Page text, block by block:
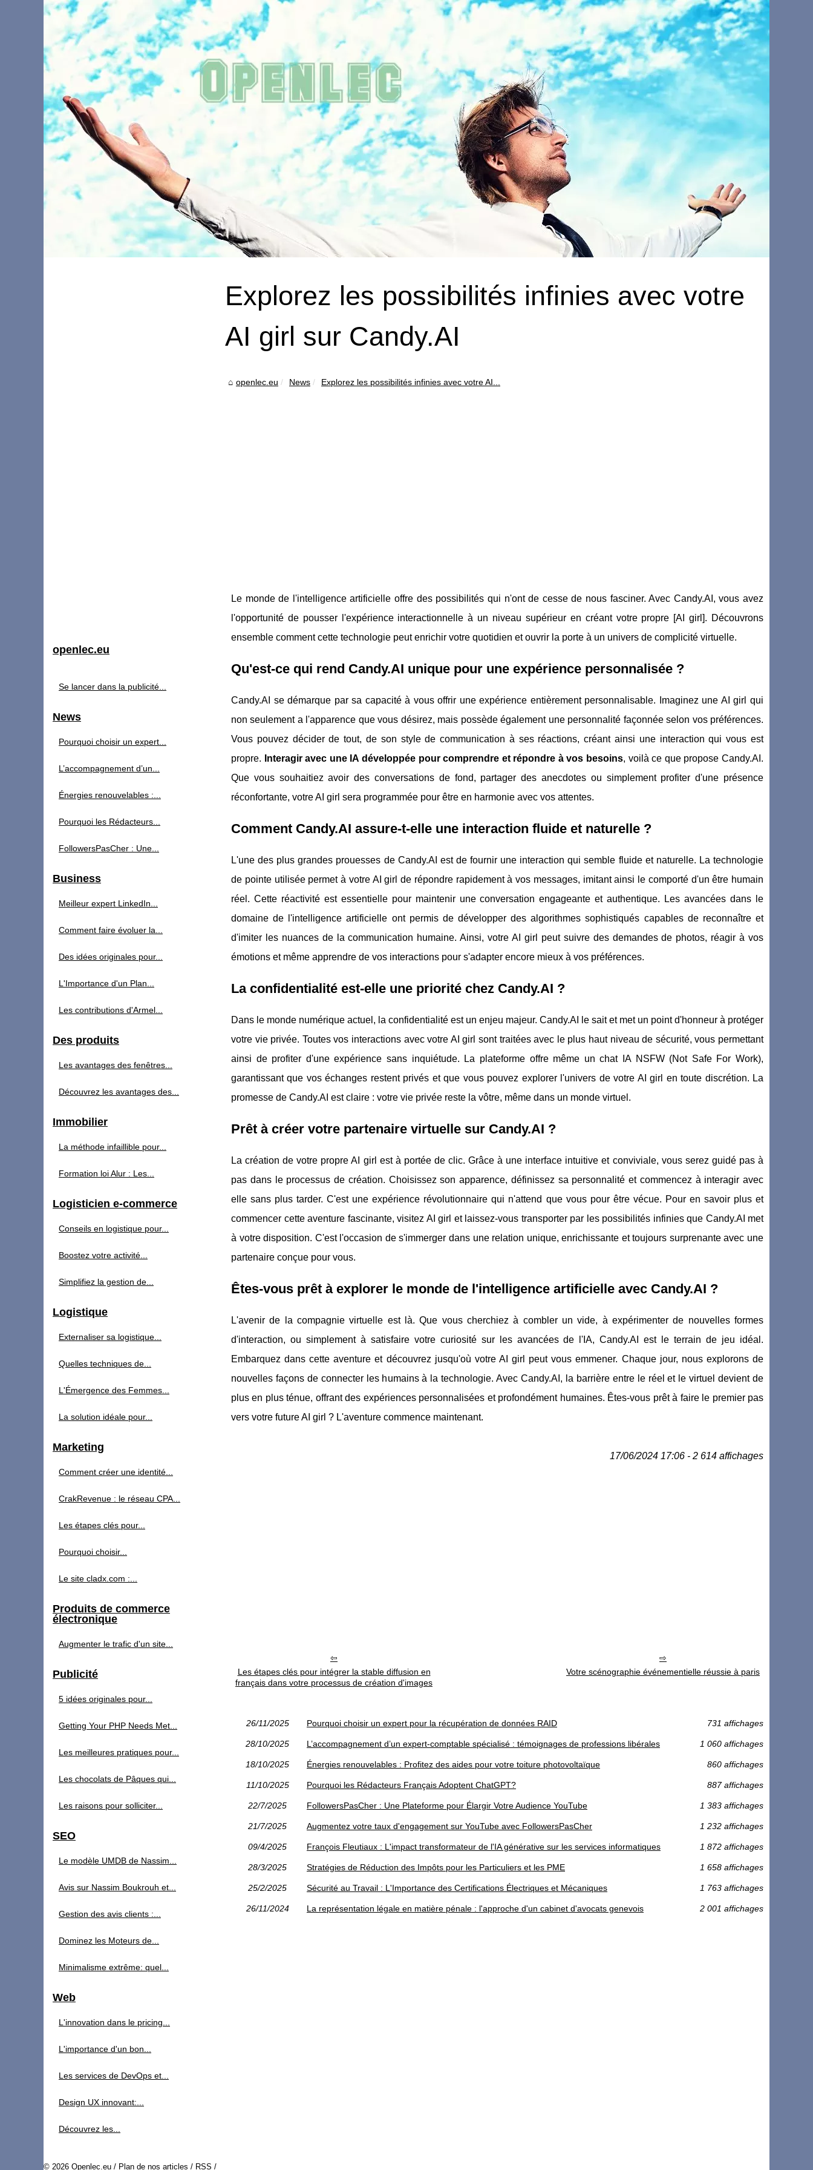
Explorez les possibilités infinies avec votre
AI girl sur Candy.AI
openlec.eu News Explorez les possibilités infinies avec votre AI...
Le monde de l'intelligence artificielle offre des possibilités qui n'ont de cesse de nous fasciner. Avec Candy.AI, vous avez
l'opportunité de pousser l'expérience interactionnelle à un niveau supérieur en créant votre propre [AI girl]. Découvrons
ensemble comment cette technologie peut enrichir votre quotidien et ouvrir la porte à un univers de complicité virtuelle.
Qu'est-ce qui rend Candy.AI unique pour une expérience personnalisée ?
Candy.AI se démarque par sa capacité à vous offrir une expérience entièrement personnalisable. Imaginez une AI girl qui
non seulement a l'apparence que vous désirez, mais possède également une personnalité façonnée selon vos préférences.
Vous pouvez décider de tout, de son style de communication à ses réactions, créant ainsi une interaction qui vous est
propre.
Interagir avec une IA développée pour comprendre et répondre à vos besoins, voilà ce que propose Candy.AI.
Que vous souhaitiez avoir des conversations de fond, partager des anecdotes ou simplement profiter d'une présence
réconfortante, votre AI girl sera programmée pour être en harmonie avec vos attentes.
Comment Candy.AI assure-t-elle une interaction fluide et naturelle ?
L'une des plus grandes prouesses de Candy.AI est de fournir une interaction qui semble fluide et naturelle. La technologie
de pointe utilisée permet à votre AI girl de répondre rapidement à vos messages, imitant ainsi le comporté d'un être humain
réel. Cette réactivité est essentielle pour maintenir une conversation engageante et authentique. Les avancées dans le
domaine de l'intelligence artificielle ont permis de développer des algorithmes sophistiqués capables de reconnaître et
d'imiter les nuances de la communication humaine. Ainsi, votre AI girl peut suivre des demandes de photos, réagir à vos
émotions et même apprendre de vos interactions pour s'adapter encore mieux à vos préférences.
La confidentialité est-elle une priorité chez Candy.AI ?
Dans le monde numérique actuel, la confidentialité est un enjeu majeur. Candy.AI le sait et met un point d'honneur à protéger
votre vie privée. Toutes vos interactions avec votre AI girl sont traitées avec le plus haut niveau de sécurité, vous permettant
ainsi de profiter d'une expérience sans inquiétude. La plateforme offre même un chat IA NSFW (Not Safe For Work),
garantissant que vos échanges restent privés et que vous pouvez explorer l'univers de votre AI girl en toute discrétion. La
promesse de Candy.AI est claire : votre vie privée reste la vôtre, même dans un monde virtuel.
Prêt à créer votre partenaire virtuelle sur Candy.AI ?
La création de votre propre AI girl est à portée de clic. Grâce à une interface intuitive et conviviale, vous serez guidé pas à
pas dans le processus de création. Choisissez son apparence, définissez sa personnalité et commencez à interagir avec
elle sans plus tarder. C'est une expérience révolutionnaire qui n'attend que vous pour être vécue. Pour en savoir plus et
commencer cette aventure fascinante, visitez AI girl et laissez-vous transporter par les possibilités infinies que Candy.AI met
à votre disposition. C'est l'occasion de s'immerger dans une relation unique, enrichissante et toujours surprenante avec une
partenaire conçue pour vous.
Êtes-vous prêt à explorer le monde de l'intelligence artificielle avec Candy.AI ?
L'avenir de la compagnie virtuelle est là. Que vous cherchiez à combler un vide, à expérimenter de nouvelles formes
d'interaction, ou simplement à satisfaire votre curiosité sur les avancées de l'IA, Candy.AI est le terrain de jeu idéal.
Embarquez dans cette aventure et découvrez jusqu'où votre AI girl peut vous emmener. Chaque jour, nous explorons de
nouvelles façons de connecter les humains à la technologie. Avec Candy.AI, la barrière entre le réel et le virtuel devient de
plus en plus ténue, offrant des expériences personnalisées et profondément humaines. Êtes-vous prêt à faire le premier pas
vers votre future AI girl ? L'aventure commence maintenant.
17/06/2024 17:06 - 2 614 affichages
Les étapes clés pour intégrer la stable diffusion en
français dans votre processus de création d'images
Votre scénographie événementielle réussie à paris
26/11/2025 Pourquoi choisir un expert pour la récupération de données RAID 731 affichages
28/10/2025 L’accompagnement d’un expert-comptable spécialisé : témoignages de professions libérales 1 060 affichages
18/10/2025 Énergies renouvelables : Profitez des aides pour votre toiture photovoltaïque 860 affichages
11/10/2025 Pourquoi les Rédacteurs Français Adoptent ChatGPT? 887 affichages
22/7/2025 FollowersPasCher : Une Plateforme pour Élargir Votre Audience YouTube 1 383 affichages
21/7/2025 Augmentez votre taux d'engagement sur YouTube avec FollowersPasCher 1 232 affichages
09/4/2025 François Fleutiaux : L'impact transformateur de l'IA générative sur les services informatiques 1 872 affichages
28/3/2025 Stratégies de Réduction des Impôts pour les Particuliers et les PME 1 658 affichages
25/2/2025 Sécurité au Travail : L'Importance des Certifications Électriques et Mécaniques 1 763 affichages
26/11/2024 La représentation légale en matière pénale : l'approche d'un cabinet d'avocats genevois 2 001 affichages
openlec.eu
Se lancer dans la publicité...
News
Pourquoi choisir un expert...
L’accompagnement d’un...
Énergies renouvelables :...
Pourquoi les Rédacteurs...
FollowersPasCher : Une...
Business
Meilleur expert LinkedIn...
Comment faire évoluer la...
Des idées originales pour...
L'Importance d'un Plan...
Les contributions d'Armel...
Des produits
Les avantages des fenêtres...
Découvrez les avantages des...
Immobilier
La méthode infaillible pour...
Formation loi Alur : Les...
Logisticien e-commerce
Conseils en logistique pour...
Boostez votre activité...
Simplifiez la gestion de...
Logistique
Externaliser sa logistique...
Quelles techniques de...
L'Émergence des Femmes...
La solution idéale pour...
Marketing
Comment créer une identité...
CrakRevenue : le réseau CPA...
Les étapes clés pour...
Pourquoi choisir...
Le site cladx.com :...
Produits de commerce
électronique
Augmenter le trafic d'un site...
Publicité
5 idées originales pour...
Getting Your PHP Needs Met...
Les meilleures pratiques pour...
Les chocolats de Pâques qui...
Les raisons pour solliciter...
SEO
Le modèle UMDB de Nassim...
Avis sur Nassim Boukrouh et...
Gestion des avis clients :...
Dominez les Moteurs de...
Minimalisme extrême: quel...
Web
L'innovation dans le pricing...
L'importance d'un bon...
Les services de DevOps et...
Design UX innovant:...
Découvrez les...
© 2026 Openlec.eu / Plan de nos articles / RSS /